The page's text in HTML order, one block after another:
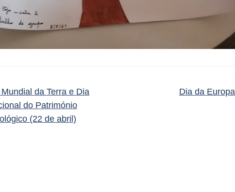
da Terra e Dia
do Património
(22 de abril)
Dia da Europa